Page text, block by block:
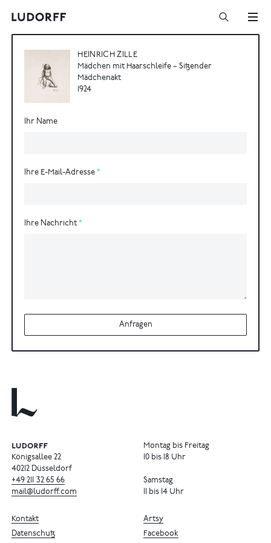
HEINRICH ZILLE
Mädchen mit Haarschleife – Sitzender
Mädchenakt
1924
Ihr Name
Ihre E-Mail-Adresse
Ihre Nachricht
Anfragen
Königsallee 22
40212 Düsseldorf
+49 211 32 65 66
mail@ludorff.com
Montag bis Freitag
10 bis 18 Uhr
Samstag
11 bis 14 Uhr
Artsy
Facebook
Kontakt
Datenschutz